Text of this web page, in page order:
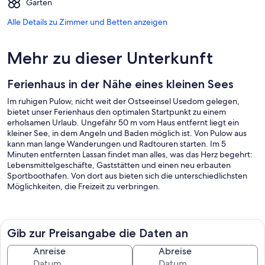
Garten
Alle Details zu Zimmer und Betten anzeigen
Mehr zu dieser Unterkunft
Ferienhaus in der Nähe eines kleinen Sees
Im ruhigen Pulow, nicht weit der Ostseeinsel Usedom gelegen,
bietet unser Ferienhaus den optimalen Startpunkt zu einem
erholsamen Urlaub. Ungefähr 50 m vom Haus entfernt liegt ein
kleiner See, in dem Angeln und Baden möglich ist. Von Pulow aus
kann man lange Wanderungen und Radtouren starten. Im 5
Minuten entfernten Lassan findet man alles, was das Herz begehrt:
Lebensmittelgeschäfte, Gaststätten und einen neu erbauten
Sportboothafen. Von dort aus bieten sich die unterschiedlichsten
Möglichkeiten, die Freizeit zu verbringen.
Usedom: Direkt gegenüber der Stadt Lassan liegt die Ostseeinsel
Usedom mit ihren Kurbädern, langen Stränden,
Naturschutzgebieten und Sehenswürdigkeiten.
Mit dem Auto leicht über Usedom-Stadt oder Wolgast zu erreichen
(Brückenöffnungszeiten beachten!) kann man die unzähligen
Gib zur Preisangabe die Daten an
Anreise Abreise